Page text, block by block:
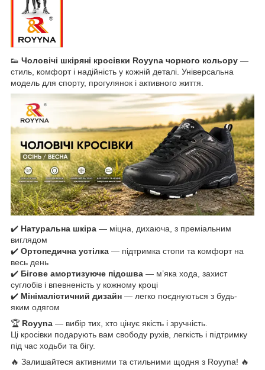
👟 Чоловічі шкіряні кросівки Royyna чорного кольору —
стиль, комфорт і надійність у кожній деталі. Універсальна
модель для спорту, прогулянок і активного життя.
✔️ Натуральна шкіра — міцна, дихаюча, з преміальним
виглядом
✔️ Ортопедична устілка — підтримка стопи та комфорт на
весь день
✔️ Бігове амортизуюче підошва — м’яка хода, захист
суглобів і впевненість у кожному кроці
✔️ Мінімалістичний дизайн — легко поєднуються з будь-
яким одягом
🏆 Royyna — вибір тих, хто цінує якість і зручність.
Ці кросівки подарують вам свободу рухів, легкість і підтримку
під час ходьби та бігу.
🔥 Залишайтеся активними та стильними щодня з Royyna! 🔥